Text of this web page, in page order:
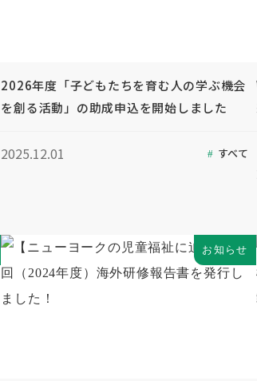
2026年度「子どもたちを育む人の学ぶ機会
を創る活動」の助成申込を開始しました
2025.12.01 すべて
お知らせ